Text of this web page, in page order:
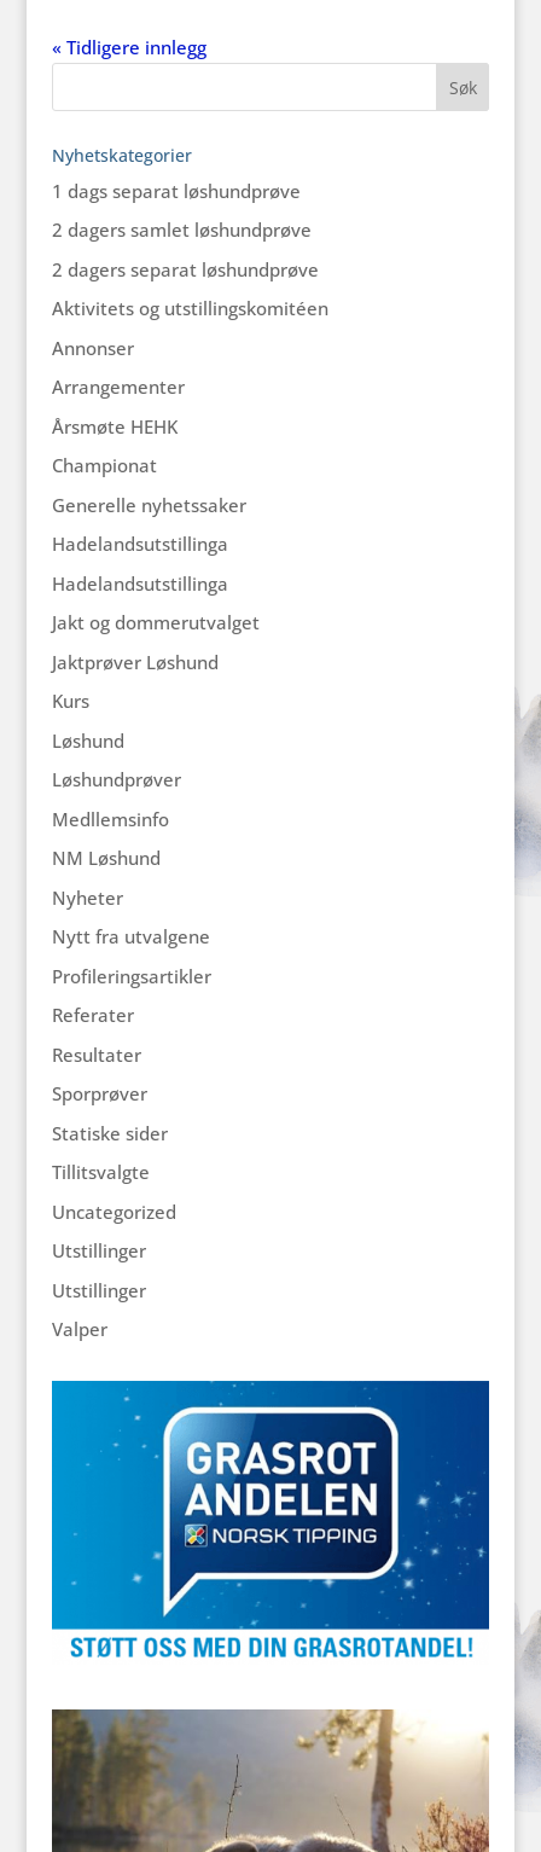
« Tidligere innlegg
Nyhetskategorier
1 dags separat løshundprøve
2 dagers samlet løshundprøve
2 dagers separat løshundprøve
Aktivitets og utstillingskomitéen
Annonser
Arrangementer
Årsmøte HEHK
Championat
Generelle nyhetssaker
Hadelandsutstillinga
Hadelandsutstillinga
Jakt og dommerutvalget
Jaktprøver Løshund
Kurs
Løshund
Løshundprøver
Medllemsinfo
NM Løshund
Nyheter
Nytt fra utvalgene
Profileringsartikler
Referater
Resultater
Sporprøver
Statiske sider
Tillitsvalgte
Uncategorized
Utstillinger
Utstillinger
Valper